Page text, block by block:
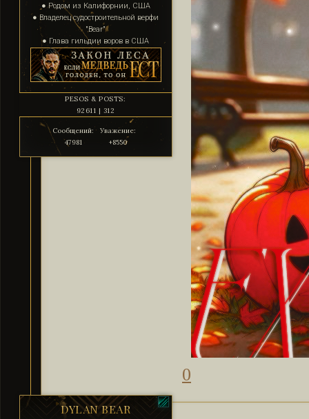
● Родом из Калифорнии, США
● Владелец судостроительной верфи
"Bear"
● Глава гильдии воров в США
PESOS & POSTS:
92611 | 312
Сообщений:
47981
Уважение:
+8550
0
DYLAN BEAR